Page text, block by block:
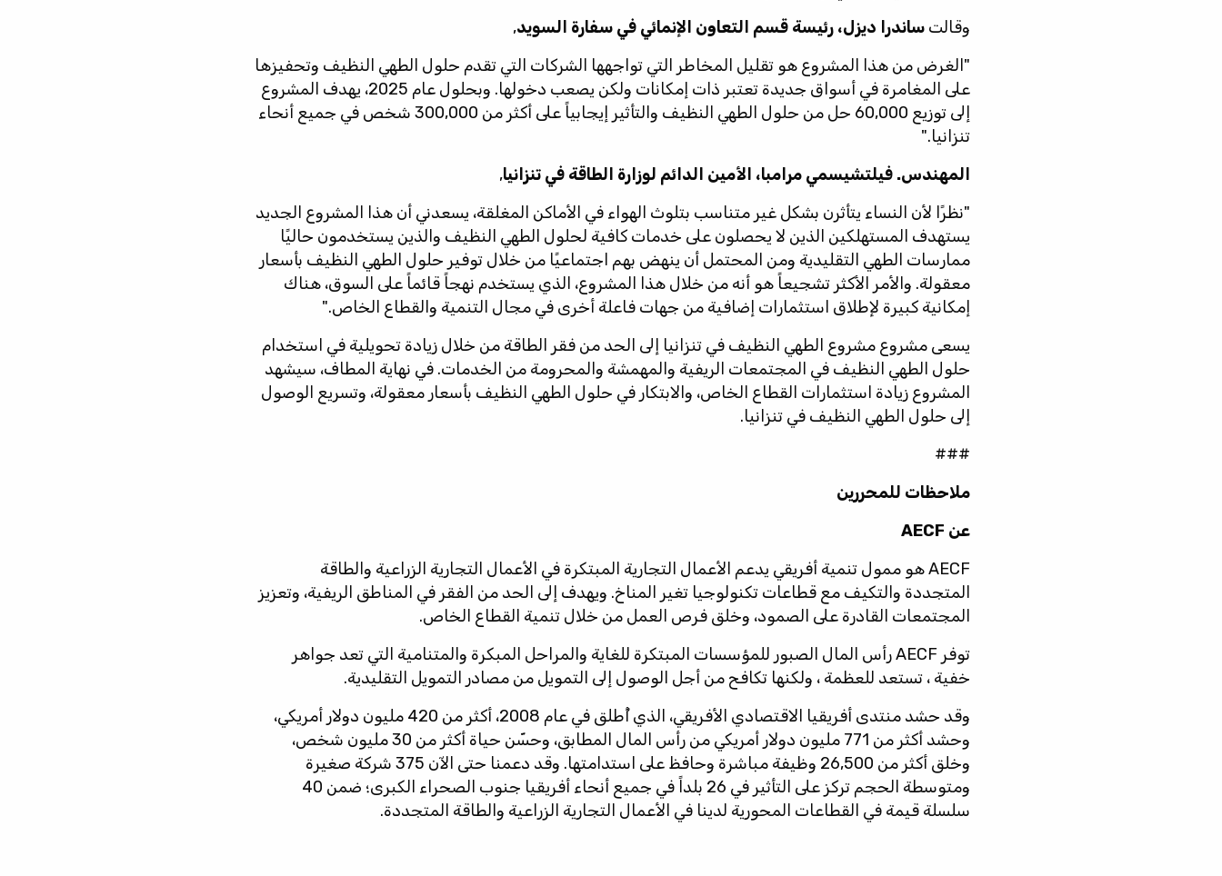
وقالتساندرا ديزل، رئيسة قسم التعاون الإنمائي في سفارة السويد,
"الغرض من هذا المشروع هو تقليل المخاطر التي تواجهها الشركات التي تقدم حلول الطهي النظيف وتحفيزها
على المغامرة في أسواق جديدة تعتبر ذات إمكانات ولكن يصعب دخولها. وبحلول عام 2025، يهدف المشروع
إلى توزيع 60,000 حل من حلول الطهي النظيف والتأثير إيجابياً على أكثر من 300,000 شخص في جميع أنحاء
تنزانيا."
المهندس. فيلتشيسمي مرامبا، الأمين الدائم لوزارة الطاقة في تنزانيا,
"نظرًا لأن النساء يتأثرن بشكل غير متناسب بتلوث الهواء في الأماكن المغلقة، يسعدني أن هذا المشروع الجديد
يستهدف المستهلكين الذين لا يحصلون على خدمات كافية لحلول الطهي النظيف والذين يستخدمون حاليًا
ممارسات الطهي التقليدية ومن المحتمل أن ينهض بهم اجتماعيًا من خلال توفير حلول الطهي النظيف بأسعار
معقولة. والأمر الأكثر تشجيعاً هو أنه من خلال هذا المشروع، الذي يستخدم نهجاً قائماً على السوق، هناك
إمكانية كبيرة لإطلاق استثمارات إضافية من جهات فاعلة أخرى في مجال التنمية والقطاع الخاص."
يسعى مشروع مشروع الطهي النظيف في تنزانيا إلى الحد من فقر الطاقة من خلال زيادة تحويلية في استخدام
حلول الطهي النظيف في المجتمعات الريفية والمهمشة والمحرومة من الخدمات. في نهاية المطاف، سيشهد
المشروع زيادة استثمارات القطاع الخاص، والابتكار في حلول الطهي النظيف بأسعار معقولة، وتسريع الوصول
إلى حلول الطهي النظيف في تنزانيا.
###
ملاحظات للمحررين
عن AECF
AECF هو ممول تنمية أفريقي يدعم الأعمال التجارية المبتكرة في الأعمال التجارية الزراعية والطاقة
المتجددة والتكيف مع قطاعات تكنولوجيا تغير المناخ. ويهدف إلى الحد من الفقر في المناطق الريفية، وتعزيز
المجتمعات القادرة على الصمود، وخلق فرص العمل من خلال تنمية القطاع الخاص.
توفر AECF رأس المال الصبور للمؤسسات المبتكرة للغاية والمراحل المبكرة والمتنامية التي تعد جواهر
خفية ، تستعد للعظمة ، ولكنها تكافح من أجل الوصول إلى التمويل من مصادر التمويل التقليدية.
وقد حشد منتدى أفريقيا الاقتصادي الأفريقي، الذي أُطلق في عام 2008، أكثر من 420 مليون دولار أمريكي،
وحشد أكثر من 771 مليون دولار أمريكي من رأس المال المطابق، وحسّن حياة أكثر من 30 مليون شخص،
وخلق أكثر من 26,500 وظيفة مباشرة وحافظ على استدامتها. وقد دعمنا حتى الآن 375 شركة صغيرة
ومتوسطة الحجم تركز على التأثير في 26 بلداً في جميع أنحاء أفريقيا جنوب الصحراء الكبرى؛ ضمن 40
سلسلة قيمة في القطاعات المحورية لدينا في الأعمال التجارية الزراعية والطاقة المتجددة.